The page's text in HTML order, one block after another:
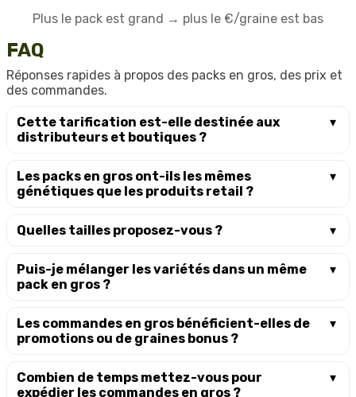
Plus le pack est grand → plus le €/graine est bas
FAQ
Réponses rapides à propos des packs en gros, des prix et
des commandes.
Cette tarification est-elle destinée aux
distributeurs et boutiques ?
Les packs en gros ont-ils les mêmes
génétiques que les produits retail ?
Quelles tailles proposez-vous ?
Puis-je mélanger les variétés dans un même
pack en gros ?
Les commandes en gros bénéficient-elles de
promotions ou de graines bonus ?
Combien de temps mettez-vous pour
expédier les commandes en gros ?